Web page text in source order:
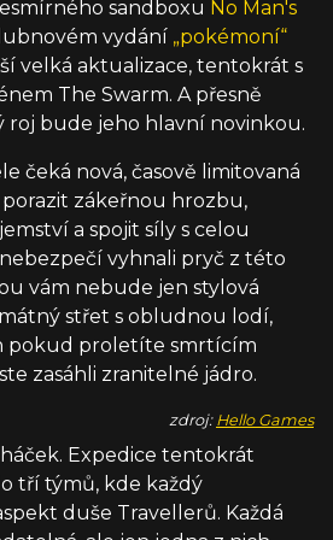
sandboxu No Man's
vydání „pokémoní“
velká aktualizace, tentokrát s
The Swarm. A přesně
bude jeho hlavní novinkou.
čeká nová, časově limitovaná
zákeřnou hrozbu,
a spojit síly s celou
vyhnali pryč z této
vám nebude jen stylová
střet s obludnou lodí,
pokud proletíte smrtícím
zasáhli zranitelné jádro.
zdroj: Hello Games
Expedice tentokrát
tří týmů, kde každý
duše Travellerů. Každá